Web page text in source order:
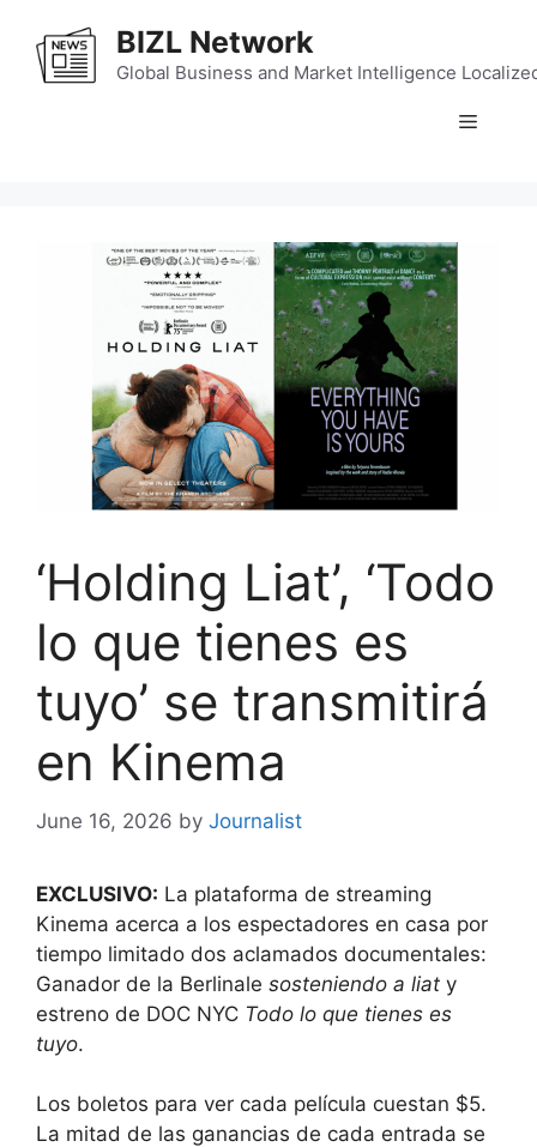
content
BIZL Network
Global Business and Market Intelligence
Menu
‘Holding Liat’, ‘Todo
lo que tienes es
tuyo’ se transmitirá
en Kinema
June 16, 2026 by Journalist
EXCLUSIVO: La plataforma de streaming
Kinema acerca a los espectadores en casa por
tiempo limitado dos aclamados documentales:
Ganador de la Berlinale sosteniendo a liat y
estreno de DOC NYC Todo lo que tienes es
tuyo.
Los boletos para ver cada película cuestan $5.
La mitad de las ganancias de cada entrada se